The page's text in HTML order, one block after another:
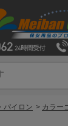
パイロン > カラー